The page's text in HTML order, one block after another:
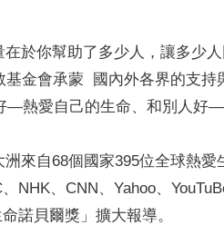
於你幫助了多少人，讓多少
金會承蒙 國內外各界的支持
—熱愛自己的生命、和別人好
來自68個國家395位全球熱愛
NHK、CNN、Yahoo、
諾貝爾獎」擴大報導。